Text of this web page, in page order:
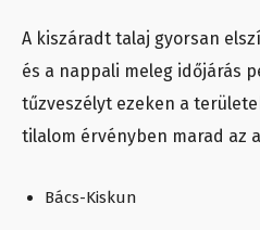
A kiszáradt talaj gyorsan
és a nappali meleg időjárás
tűzveszélyt ezeken a
tilalom érvényben marad az
Bács-Kiskun